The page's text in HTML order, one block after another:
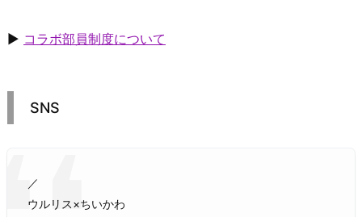
▶ コラボ部員制度について
SNS
／
ウルリス×ちいかわ